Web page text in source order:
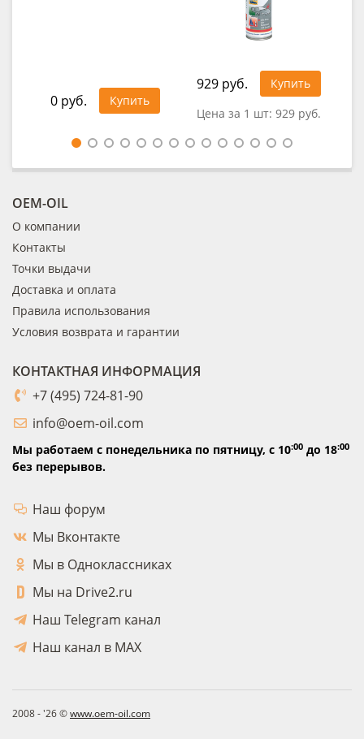
0 руб. Купить
929 руб.
Купить
Цена за 1 шт: 929 руб.
OEM-OIL
О компании
Контакты
Точки выдачи
Доставка и оплата
Правила использования
Условия возврата и гарантии
КОНТАКТНАЯ ИНФОРМАЦИЯ
+7 (495) 724-81-90
info@oem-oil.com
Мы работаем с понедельника по пятницу, с 10:00 до 18:00
без перерывов.
Наш форум
Мы Вконтакте
Мы в Одноклассниках
Мы на Drive2.ru
Наш Telegram канал
Наш канал в MAX
2008 - '26 ©www.oem-oil.com